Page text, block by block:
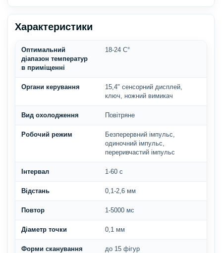
Характеристики
Оптимальний
діапазон температур
в приміщенні
18-24 С°
Органи керування
15,4" сенсорний дисплей,
ключ, ножний вимикач
Вид охолодження Повітряне
Робочий режим
Безперервний імпульс,
одиночний імпульс,
переривчастий імпульс
Інтервал 1-60 с
Відстань 0,1-2,6 мм
Повтор 1-5000 мс
Діаметр точки 0,1 мм
Форми сканування до 15 фігур